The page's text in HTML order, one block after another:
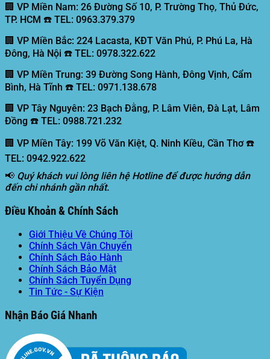
🏢 VP Miền Nam: 26 Đường Số 10, P. Trường Thọ, Thủ Đức,
TP. HCM ☎️ TEL: 0963.379.379
🏢 VP Miền Bắc: 224 Lacasta, KĐT Văn Phú, P. Phú La, Hà
Đông, Hà Nội ☎️ TEL: 0978.322.622
🏢 VP Miền Trung: 39 Đường Song Hành, Đông Vịnh, Cẩm
Bình, Hà Tĩnh ☎️ TEL: 0971.138.678
🏢 VP Tây Nguyên: 23 Bạch Đằng, P. Lâm Viên, Đà Lạt, Lâm
Đồng ☎️ TEL: 0988.721.232
🏢 VP Miền Tây: 199 Võ Văn Kiệt, Q. Ninh Kiều, Cần Thơ ☎️
TEL: 0942.922.622
📢 Quý khách vui lòng liên hệ Hotline để được hướng dẫn
đến chi nhánh gần nhất.
Điều Khoản & Chính Sách
Giới Thiệu Về Chúng Tôi
Chính Sách Vận Chuyển
Chính Sách Bảo Hành
Chính Sách Bảo Mật
Chính Sách Tuyển Dụng
Tin Tức - Sự Kiện
Nhận Báo Giá Nhanh